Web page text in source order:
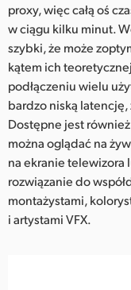
Ukraine
United
United States
proxy, więc całą oś
w ciągu kilku minut.
szybki, że może
kątem ich
podłączeniu wielu
bardzo niską
Dostępne jest
można oglądać na
na ekranie telewizora
rozwiązanie do
montażystami,
i artystami VFX.